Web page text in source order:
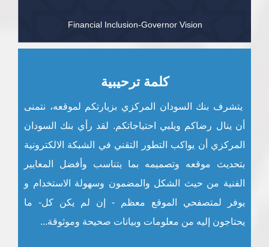
Financial Inclusion-Governor Vision
كلمة ترحيبية
يتشرف بنك السودان المركزي بزيارتكم لموقعه، نتمنى
أن ينال رضاكم ويلبي احتياجاتكم. لقد رأي بنك السودان
المركزي أن يواكب التطور التقني في الشبكة الالكترونية
بتحديث موقعه وتصميمه بما يتناسب وأفضل المعايير
الفنية من حيث الشكل والمضمون وسهولة الاستخدام و
يوفر لمتصفحي الموقع معظم - إن لم يكن كل- ما
يحتاجون إليه من معلومات وبيانات صحيحة وموثوقة...